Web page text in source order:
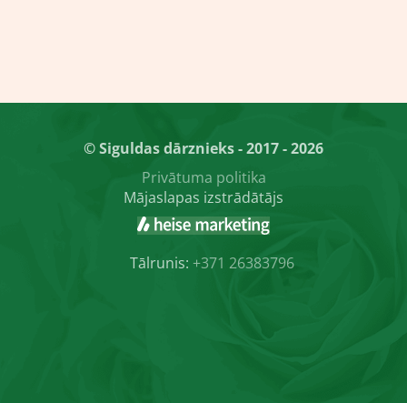
© Siguldas dārznieks - 2017 - 2026
Privātuma politika
Mājaslapas izstrādātājs
Tālrunis: +371 26383796